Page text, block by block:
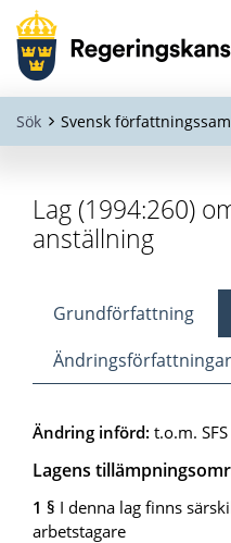
Sök Svensk
Lag (1994:260)
anställning
Grundförfattning
Ändring införd: t.o.m.
Lagens
1 § I denna lag finns
arbetstagare